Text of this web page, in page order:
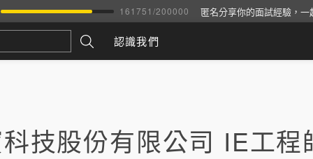
161751 /200000 匿名分享你的面試經驗，
認識我們
技股份有限公司 IE工程